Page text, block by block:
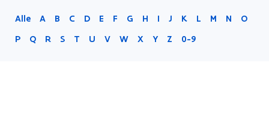
Alle A B C D E F G H I J K L M N
O
P
Q R S T U V W X Y Z 0-9